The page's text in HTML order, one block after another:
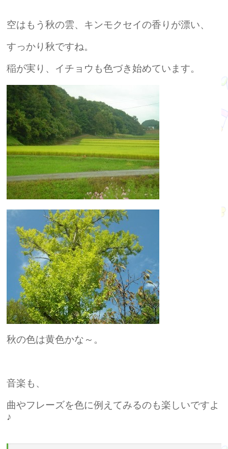
空はもう秋の雲、キンモクセイの香りが漂い、
すっかり秋ですね。
稲が実り、イチョウも色づき始めています。
秋の色は黄色かな～。
音楽も、
曲やフレーズを色に例えてみるのも楽しいですよ
♪